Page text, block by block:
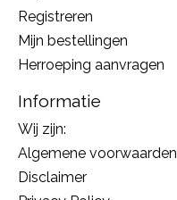
Registreren
Mijn bestellingen
Herroeping aanvragen
Informatie
Wij zijn:
Algemene voorwaarden
Disclaimer